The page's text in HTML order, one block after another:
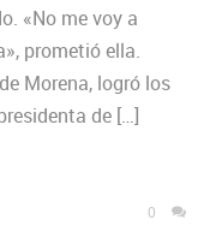
«No me voy a
prometió ella.
Morena, logró los
de […]
0